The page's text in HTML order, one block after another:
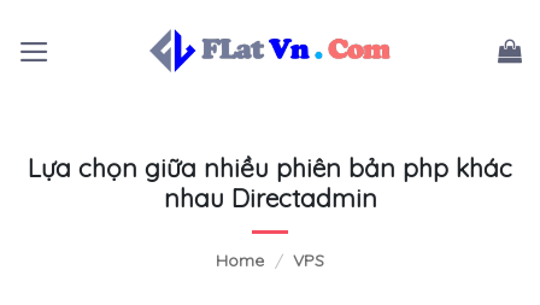
content
Lựa chọn giữa nhiều phiên bản php khác
nhau Directadmin
Home / VPS